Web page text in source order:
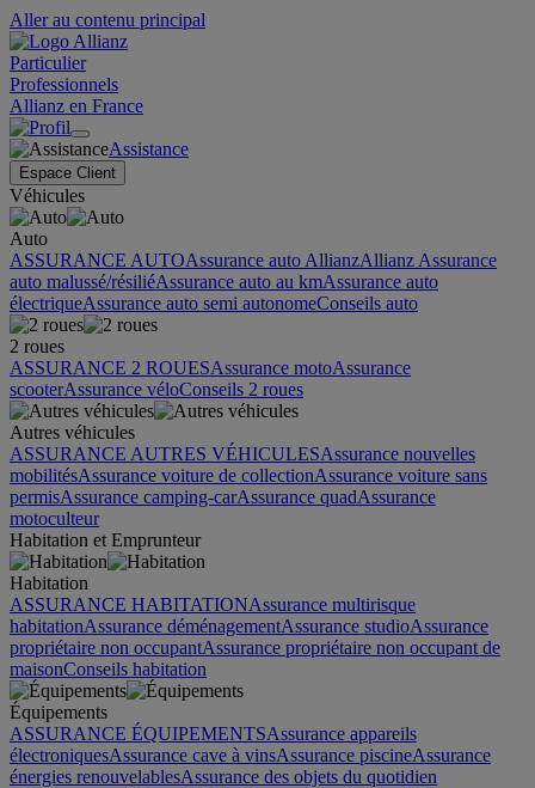
Aller au contenu principal
Particulier
Professionnels
Allianz en France
Assistance
Espace Client
Véhicules
Auto
ASSURANCE AUTOAssurance auto AllianzAllianz Assurance
auto malussé/résiliéAssurance auto au kmAssurance auto
électriqueAssurance auto semi autonomeConseils auto
2 roues
ASSURANCE 2 ROUESAssurance motoAssurance
scooterAssurance véloConseils 2 roues
Autres véhicules
ASSURANCE AUTRES VÉHICULESAssurance nouvelles
mobilitésAssurance voiture de collectionAssurance voiture sans
permisAssurance camping-carAssurance quadAssurance
motoculteur
Habitation et Emprunteur
Habitation
ASSURANCE HABITATIONAssurance multirisque
habitationAssurance déménagementAssurance studioAssurance
propriétaire non occupantAssurance propriétaire non occupant de
maisonConseils habitation
Équipements
ASSURANCE ÉQUIPEMENTSAssurance appareils
électroniquesAssurance cave à vinsAssurance piscineAssurance
énergies renouvelablesAssurance des objets du quotidien